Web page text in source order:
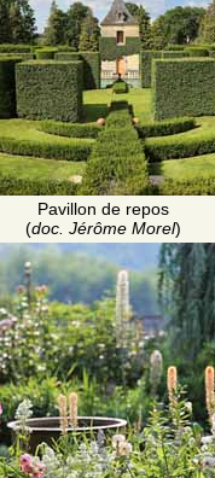
Pavillon de repos
(doc. Jérôme Morel)